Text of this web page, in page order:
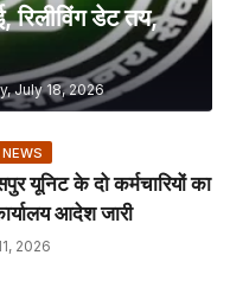
रिलीविंग डेट तय,
July 18, 2026
यूनिट के दो कर्मचारियों का
आदेश जारी
2026